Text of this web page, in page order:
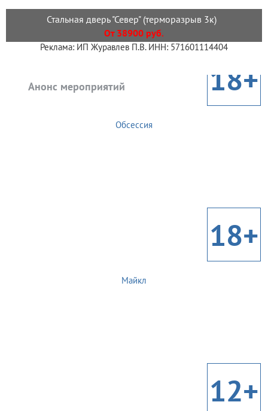
Стальная дверь "Север" (терморазрыв 3к)
От 38900 руб.
Реклама: ИП Журавлев П.В. ИНН: 571601114404
Анонс мероприятий 18+
Обсессия
18+
Майкл
12+